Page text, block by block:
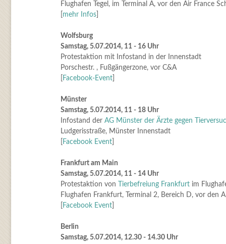
Flughafen Tegel, im Terminal A, vor den Air France
mehr Infos]
Wolfsburg
Samstag, 5.07.2014, 11 - 16 Uhr
Protestaktion mit Infostand in der Innenstadt
Porschestr. , Fußgängerzone, vor C&A
Facebook-Event]
Münster
Samstag, 5.07.2014, 11 - 18 Uhr
Infostand der AG Münster der Ärzte gegen
Ludgerisstraße, Münster Innenstadt
Facebook Event]
Frankfurt am Main
Samstag, 5.07.2014, 11 - 14 Uhr
Protestaktion von
Tierbefreiung Frankfurtim
Flughafen Frankfurt, Terminal 2, Bereich D, vor den
Facebook Event]
Berlin
Samstag, 5.07.2014, 12.30 - 14.30 Uhr